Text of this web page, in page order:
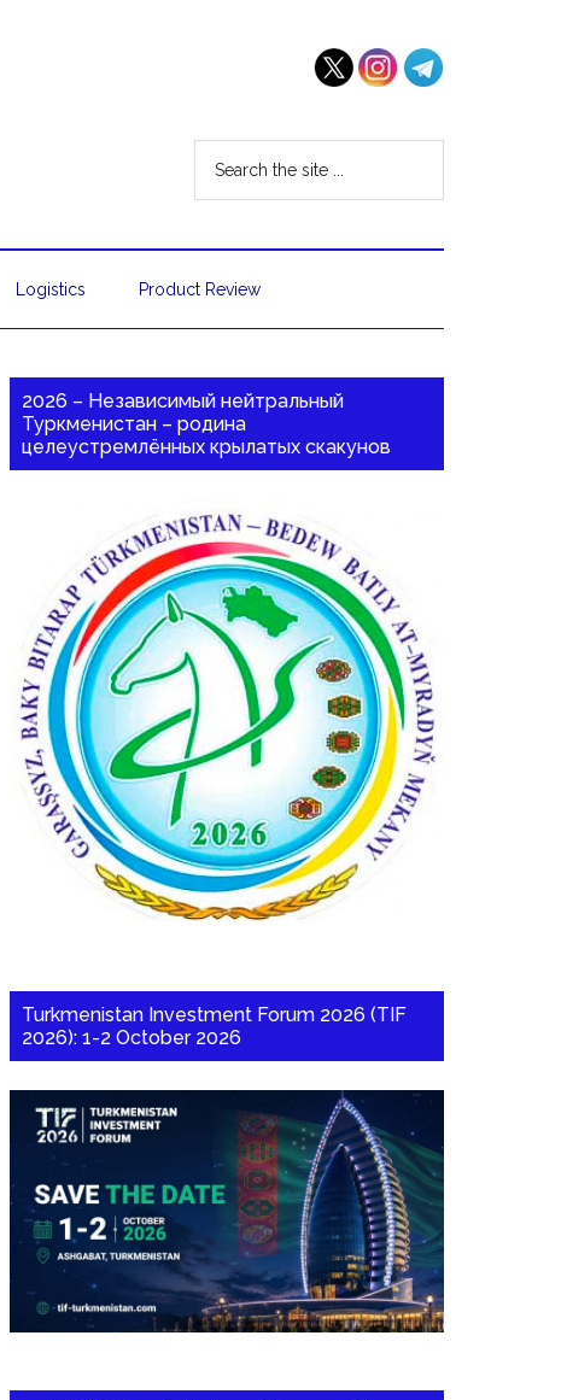
Logistics Product Review
2026 – Независимый нейтральный
Туркменистан – родина
целеустремлённых крылатых скакунов
Turkmenistan Investment Forum 2026 (TIF
2026): 1-2 October 2026